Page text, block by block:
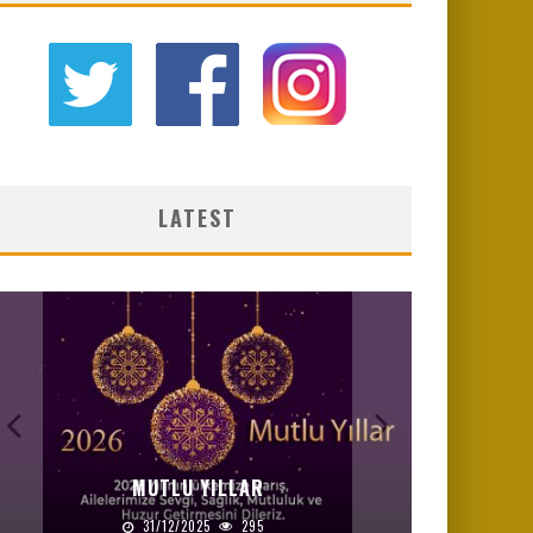
LATEST
MUTLU YILLAR
31/12/2025 295